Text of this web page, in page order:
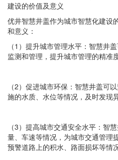
建设的价值及意义
优井智慧井盖作为城市智慧化建设
和意义：
（1）提升城市管理水平：智慧井
监测和管理，提升城市管理的精准
（2）促进城市环保：智慧井盖可
施的水质、水位等情况，及时发现
（3）提高城市交通安全水平：智
量、车速等情况，为城市交通管理
预警道路上的积水、路面损坏等情